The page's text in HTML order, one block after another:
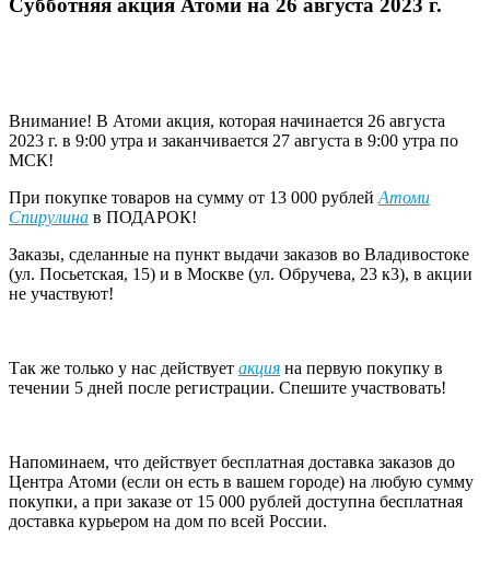
Субботняя акция Атоми на 26 августа 2023 г.
Внимание! В Атоми акция, которая начинается 26 августа
2023 г. в 9:00 утра и заканчивается 27 августа в 9:00 утра по
МСК!
При покупке товаров на сумму от 13 000 рублейАтоми
Спирулина в ПОДАРОК!
Заказы, сделанные на пункт выдачи заказов во Владивостоке
(ул. Посьетская, 15) и в Москве (ул. Обручева, 23 к3), в акции
не участвуют!
Так же только у нас действует акция на первую покупку в
течении 5 дней после регистрации. Спешите участвовать!
Напоминаем, что действует бесплатная доставка заказов до
Центра Атоми (если он есть в вашем городе) на любую сумму
покупки, а при заказе от 15 000 рублей доступна бесплатная
доставка курьером на дом по всей России.